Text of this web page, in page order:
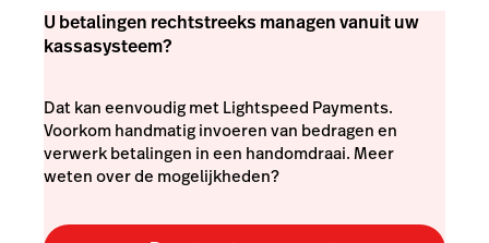
U betalingen rechtstreeks managen vanuit uw
kassasysteem?
Dat kan eenvoudig met Lightspeed Payments.
Voorkom handmatig invoeren van bedragen en
verwerk betalingen in een handomdraai. Meer
weten over de mogelijkheden?